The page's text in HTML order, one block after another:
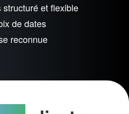
structuré et flexible
de dates
reconnue